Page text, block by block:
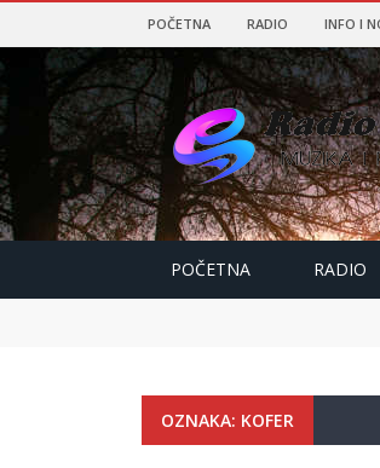
POČETNA RADIO INFO I
POČETNA RADIO
OZNAKA: KOFER